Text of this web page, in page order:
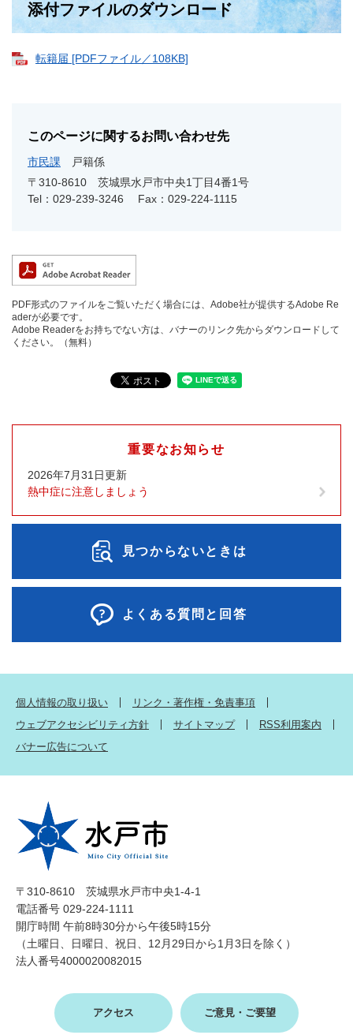
添付ファイルのダウンロード
転籍届 [PDFファイル／108KB]
このページに関するお問い合わせ先
市民課
戸籍係
〒310-8610
茨城県水戸市中央1丁目4番1号
Tel：029-239-3246
Fax：029-224-1115
PDF形式のファイルをご覧いただく場合には、Adobe社が提供するAdobe Re
aderが必要です。
Adobe Readerをお持ちでない方は、バナーのリンク先からダウンロードして
ください。（無料）
重要なお知らせ
2026年7月31日更新
熱中症に注意しましょう
見つからないときは
よくある質問と回答
個人情報の取り扱い
リンク・著作権・免責事項
ウェブアクセシビリティ方針
サイトマップ
RSS利用案内
バナー広告について
〒310-8610 茨城県水戸市中央1-4-1
電話番号 029-224-1111
開庁時間 午前8時30分から午後5時15分
（土曜日、日曜日、祝日、12月29日から1月3日を除く）
法人番号4000020082015
アクセス ご意見・ご要望